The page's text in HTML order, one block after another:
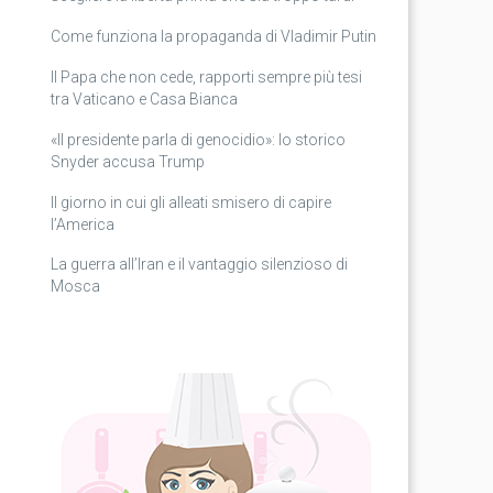
Come funziona la propaganda di Vladimir Putin
Il Papa che non cede, rapporti sempre più tesi
tra Vaticano e Casa Bianca
«Il presidente parla di genocidio»: lo storico
Snyder accusa Trump
Il giorno in cui gli alleati smisero di capire
l’America
La guerra all’Iran e il vantaggio silenzioso di
Mosca